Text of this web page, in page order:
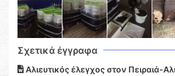
Σχετικά έγγραφα
Αλιευτικός έλεγχος στον Πειραιά-